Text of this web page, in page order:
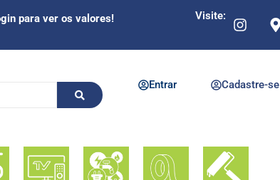
para ver os valores! Visite:
Entrar Cadastre-se